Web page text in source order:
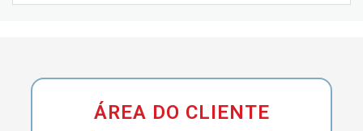
ÁREA DO CLIENTE